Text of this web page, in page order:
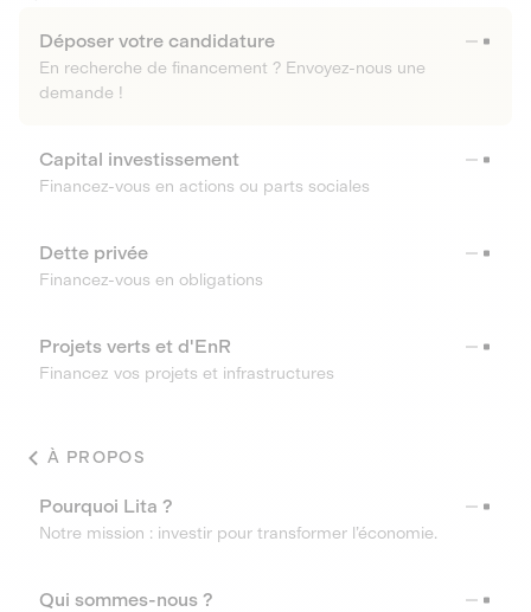
Déposer votre candidature
En recherche de financement ? Envoyez-nous une
demande !
Capital investissement
Financez-vous en actions ou parts sociales
Dette privée
Financez-vous en obligations
Projets verts et d'EnR
Financez vos projets et infrastructures
À PROPOS
Pourquoi Lita ?
Notre mission : investir pour transformer l’économie.
Qui sommes-nous ?